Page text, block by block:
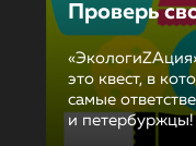
Проверь
это квест, в
самые
и петербуржцы!